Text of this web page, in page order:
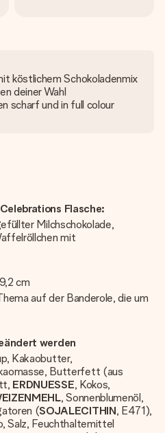
köstlichem Schokoladenmix
deiner Wahl
scharf und in full colour
Flasche:
Milchschokolade,
mit
cm
auf der Banderole, die um
werden
Kakaobutter,
Butterfett (aus
ERDNUESSE, Kokos,
, Sonnenblumenöl,
(SOJALECITHIN, E471),
Salz, Feuchthaltemittel